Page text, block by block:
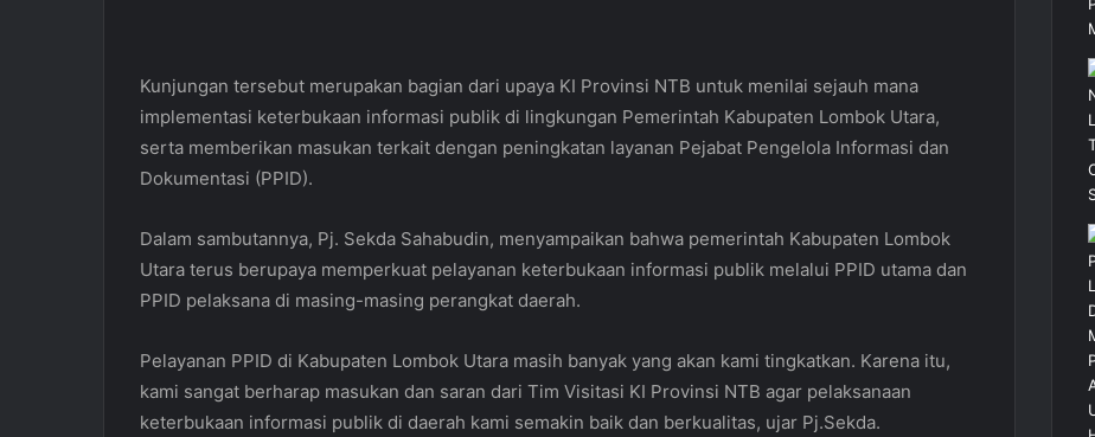
Kunjungan tersebut merupakan bagian dari upaya KI Provinsi NTB untuk menilai sejauh mana
implementasi keterbukaan informasi publik di lingkungan Pemerintah Kabupaten Lombok Utara,
serta memberikan masukan terkait dengan peningkatan layanan Pejabat Pengelola Informasi dan
Dokumentasi (PPID).
Dalam sambutannya, Pj. Sekda Sahabudin, menyampaikan bahwa pemerintah Kabupaten Lombok
Utara terus berupaya memperkuat pelayanan keterbukaan informasi publik melalui PPID utama dan
PPID pelaksana di masing-masing perangkat daerah.
Pelayanan PPID di Kabupaten Lombok Utara masih banyak yang akan kami tingkatkan. Karena itu,
kami sangat berharap masukan dan saran dari Tim Visitasi KI Provinsi NTB agar pelaksanaan
keterbukaan informasi publik di daerah kami semakin baik dan berkualitas, ujar Pj.Sekda.